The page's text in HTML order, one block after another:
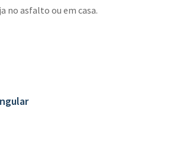
no asfalto ou em casa.